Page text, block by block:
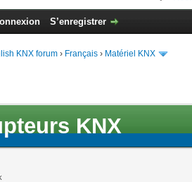
S’enregistrer
KNX forum › Français › Matériel KNX
KNX